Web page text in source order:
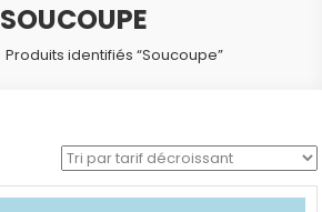
SOUCOUPE
Produits identifiés “Soucoupe”